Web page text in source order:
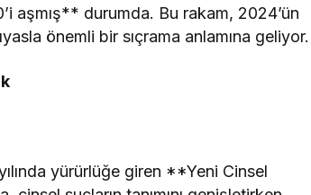
aşmış** durumda. Bu rakam, 2024’ün
önemli bir sıçrama anlamına geliyor.
yürürlüğe giren **Yeni Cinsel